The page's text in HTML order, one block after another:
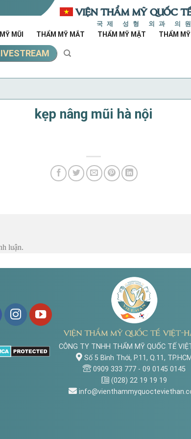
국제 성형 외과 의
MŨI THẨM MỸ MẮT THẨM MỸ MẶT THẨM MỸ
kẹp nâng mũi hà nội
luận.
CÔNG TY TNHH THẨM MỸ QUỐC TẾ
Số 5 Bình Thới, P.11, Q.11, TP.HCM
0909 333 777 - 09 0145 0145
(028) 22 19 19 19